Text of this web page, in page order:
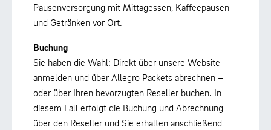
Pausenversorgung mit Mittagessen, Kaffeepausen
und Getränken vor Ort.
Buchung
Sie haben die Wahl: Direkt über unsere Website
anmelden und über Allegro Packets abrechnen –
oder über Ihren bevorzugten Reseller buchen. In
diesem Fall erfolgt die Buchung und Abrechnung
über den Reseller und Sie erhalten anschließend